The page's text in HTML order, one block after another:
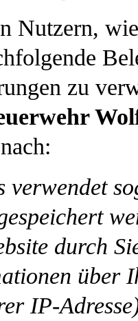
Nutzern,
zu
verwendet
durch
über
IP-